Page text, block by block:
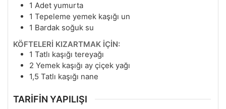
1 Adet yumurta
1 Tepeleme yemek kaşığı un
1 Bardak soğuk su
KÖFTELERİ KIZARTMAK İÇİN:
1 Tatlı kaşığı tereyağı
2 Yemek kaşığı ay çiçek yağı
1,5 Tatlı kaşığı nane
TARİFİN YAPILIŞI